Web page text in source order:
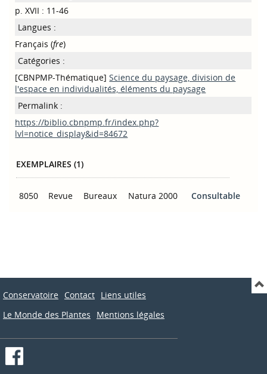
p. XVII : 11-46
Langues :
Français (fre)
Catégories :
[CBNPMP-Thématique]Science du paysage, division de
l'espace en individualités, éléments du paysage
Permalink :
https://biblio.cbnpmp.fr/index.php?
lvl=notice_display&id=84672
EXEMPLAIRES (1)
8050 Revue Bureaux Natura 2000 Consultable
Conservatoire Contact Liens utiles
Le Monde des Plantes
Mentions légales